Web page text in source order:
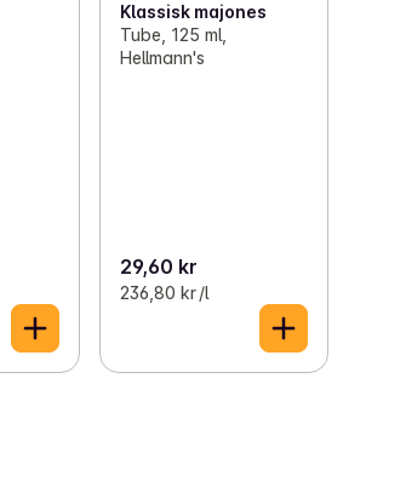
Klassisk majones
Tube, 125 ml,
Hellmann's
29,60 kr
236,80 kr /l